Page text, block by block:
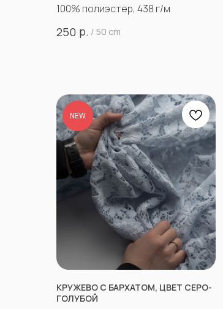
100% полиэстер, 438 г/м
250 р. / 50 cm
NEW
КРУЖЕВО С БАРХАТОМ, ЦВЕТ СЕРО-
ГОЛУБОЙ